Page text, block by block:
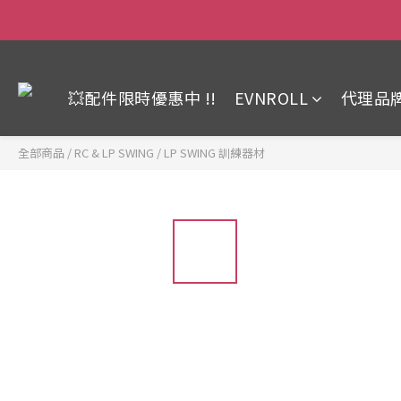
💥配件限時優惠中 !! EVNROLL 代理品
全部商品 / RC & LP SWING / LP SWING 訓練器材